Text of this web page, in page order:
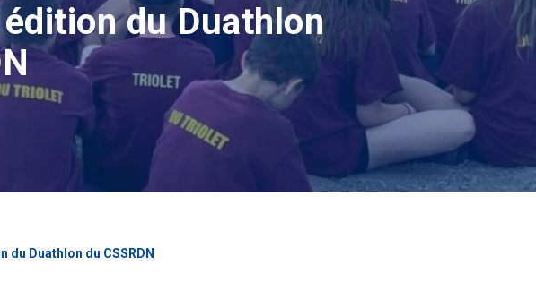
du Duathlon
Duathlon du CSSRDN